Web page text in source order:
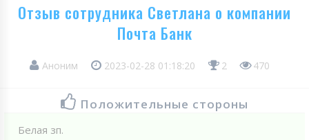
Отзыв сотрудника Светлана о компании
Почта Банк
Аноним 2023-02-28 01:18:20 2 470
Положительные стороны
Белая зп.